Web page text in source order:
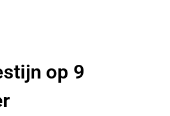
op 9